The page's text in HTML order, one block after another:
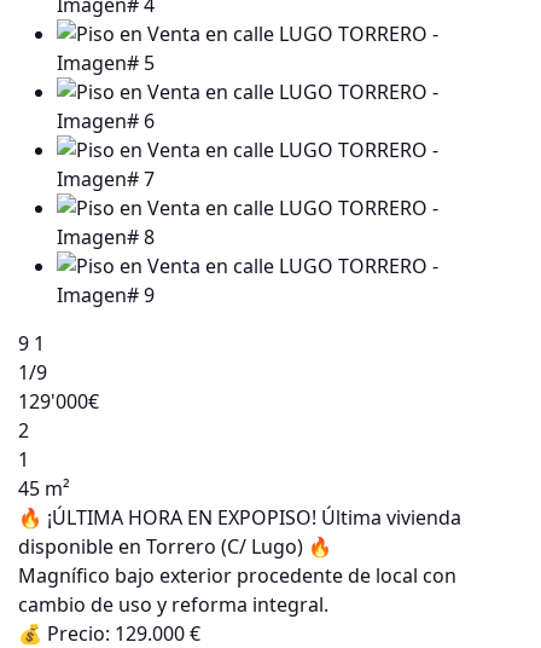
9 1
1/9
129'000€
2
1
45 m²
🔥 ¡ÚLTIMA HORA EN EXPOPISO! Última vivienda
disponible en Torrero (C/ Lugo) 🔥
Magnífico bajo exterior procedente de local con
cambio de uso y reforma integral.
💰 Precio: 129.000 €